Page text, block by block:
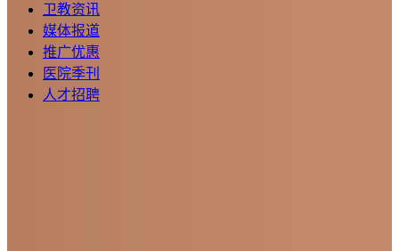
卫教资讯
媒体报道
推广优惠
医院季刊
人才招聘